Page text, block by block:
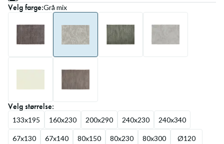
Velgfarge:Grå mix
Velgstørrelse:
133x195 160x230 200x290 240x230 240x340
67x130 67x140 80x150 80x230 80x300 Ø120